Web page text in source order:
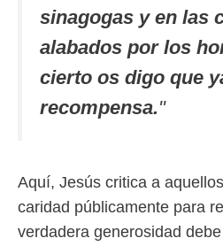
sinagogas y en las
alabados por los
cierto os digo que
recompensa."
Aquí, Jesús critica a
caridad públicamente para
verdadera generosidad